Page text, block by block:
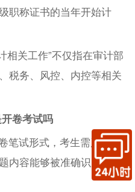
职称证书的当年开始计
相关工作”不仅指在审计部
税务、风控、内控等相关
卷考试吗
笔试形式，考生需严格按
内容能够被准确识别和评